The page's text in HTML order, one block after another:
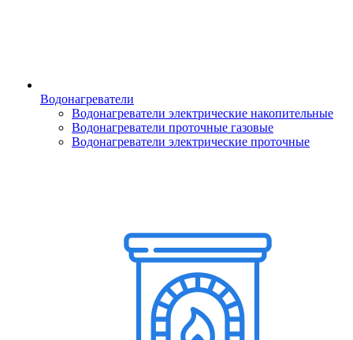
Водонагреватели
Водонагреватели электрические накопительные
Водонагреватели проточные газовые
Водонагреватели электрические проточные